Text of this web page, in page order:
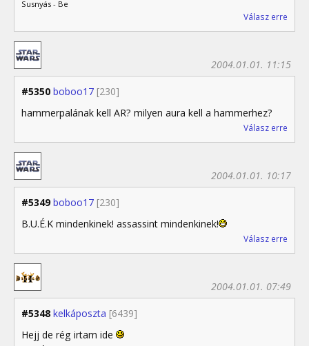
Susnyás - Be
Válasz erre
#5350 boboo17 [230]
2004.01.01. 11:15
hammerpalának kell AR? milyen aura kell a hammerhez?
Válasz erre
#5349 boboo17 [230]
2004.01.01. 10:17
B.U.É.K mindenkinek! assassint mindenkinek!
Válasz erre
#5348 kelkáposzta [6439]
2004.01.01. 07:49
Hejj de rég irtam ide